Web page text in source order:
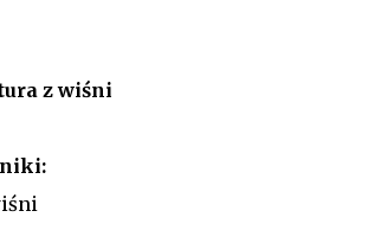
z wiśni